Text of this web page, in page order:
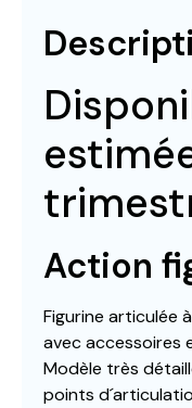
Action
Figurine articulée à
avec accessoires
Modèle très
points